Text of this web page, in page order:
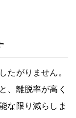
たがりません。
、離脱率が高く
な限り減らしま